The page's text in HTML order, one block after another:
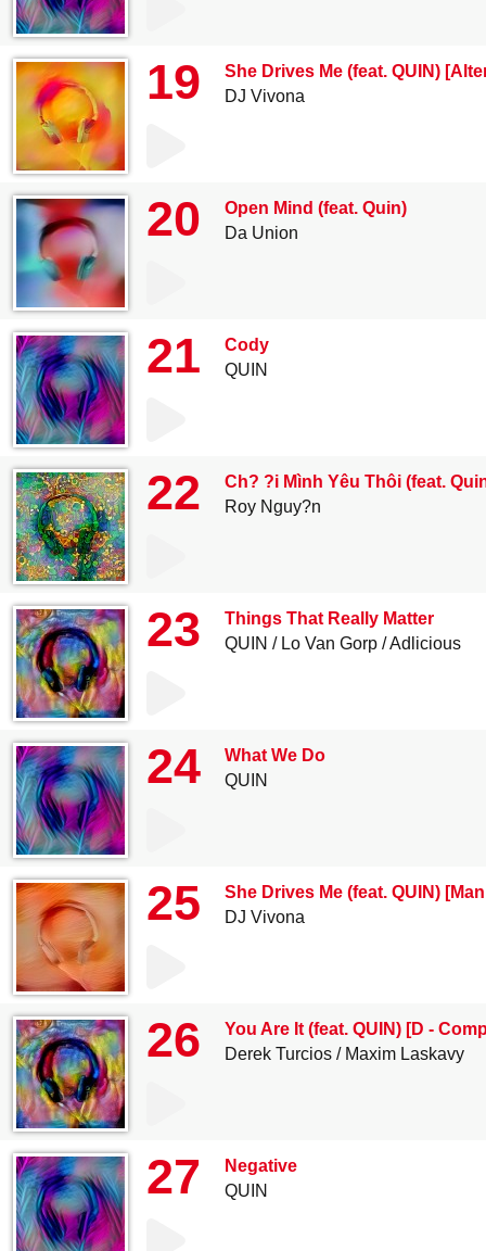
19
She Drives Me (feat. QUIN)
DJ Vivona
20
Open Mind (feat. Quin)
Da Union
21
Cody
QUIN
22
Ch? ?i Mình Yêu Thôi (feat.
Roy Nguy?n
23
Things That Really Matter
QUIN
Lo Van Gorp Adlicious
24
What We Do
QUIN
25
She Drives Me (feat. QUIN)
DJ Vivona
26
You Are It (feat. QUIN) [D -
Derek Turcios
Maxim Laskavy
27
Negative
QUIN